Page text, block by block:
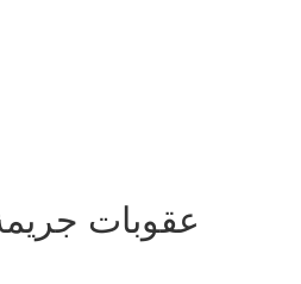
عقوبات